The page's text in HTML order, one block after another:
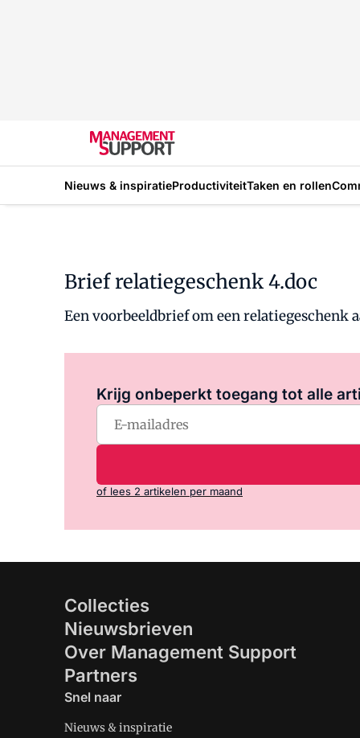
Nieuws & inspiratieProductiviteitTaken en rollen
Brief relatiegeschenk 4.doc
Een voorbeeldbrief om een relatiegeschenk
Krijg onbeperkt toegang tot alle
of lees 2 artikelen per maand
Collecties
Nieuwsbrieven
Over Management Support
Partners
Snel naar
Nieuws & inspiratie